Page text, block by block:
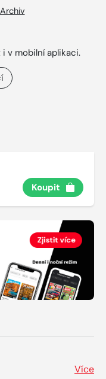
Archiv
v mobilní aplikaci.
Koupit
Více